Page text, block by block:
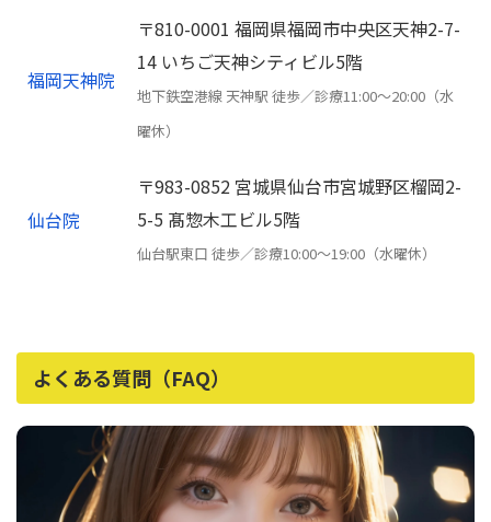
福岡天神院
〒810-0001 福岡県福岡市中央区天神2-7-
14 いちご天神シティビル5階
地下鉄空港線 天神駅 徒歩／診療11:00〜20:00（水
曜休）
仙台院
〒983-0852 宮城県仙台市宮城野区榴岡2-
5-5 髙惣木工ビル5階
仙台駅東口 徒歩／診療10:00〜19:00（水曜休）
よくある質問（FAQ）